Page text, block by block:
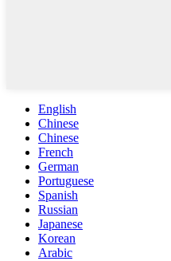
English
Chinese
Chinese
French
German
Portuguese
Spanish
Russian
Japanese
Korean
Arabic